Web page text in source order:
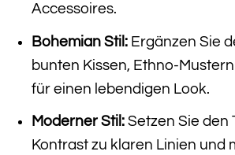
Accessoires.
Bohemian Stil:Ergänzen Sie
bunten Kissen, Ethno-
für einen lebendigen Look.
Moderner Stil:Setzen Sie den
Kontrast zu klaren Linien und